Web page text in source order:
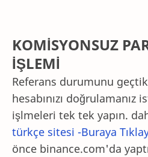
KOMİSYONSUZ
İŞLEMİ
Referans durumunu
hesabınızı doğrulamanız
işlmeleri tek tek yapın.
türkçe sitesi -Buraya
önce binance.com'da